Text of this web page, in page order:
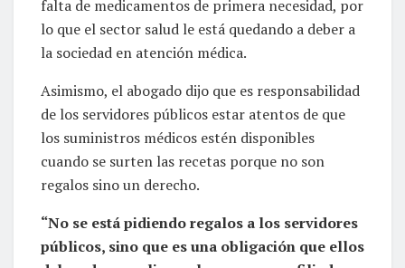
falta de medicamentos de primera necesidad, por
lo que el sector salud le está quedando a deber a
la sociedad en atención médica.
Asimismo, el abogado dijo que es responsabilidad
de los servidores públicos estar atentos de que
los suministros médicos estén disponibles
cuando se surten las recetas porque no son
regalos sino un derecho.
“No se está pidiendo regalos a los servidores
públicos, sino que es una obligación que ellos